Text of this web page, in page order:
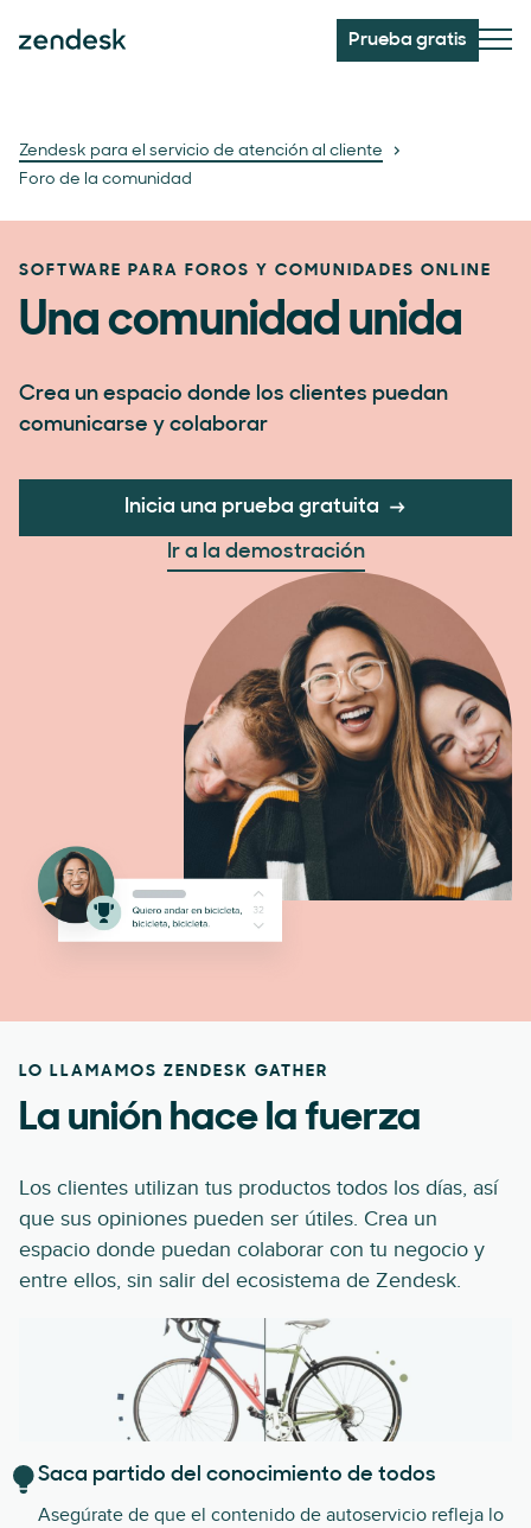
Prueba gratis
Zendesk para el servicio de atención al cliente
Foro de la comunidad
SOFTWARE PARA FOROS Y COMUNIDADES ONLINE
Una comunidad unida
Crea un espacio donde los clientes puedan
comunicarse y colaborar
Inicia una prueba gratuita
Ir a la demostración
LO LLAMAMOS ZENDESK GATHER
La unión hace la fuerza
Los clientes utilizan tus productos todos los días, así
que sus opiniones pueden ser útiles. Crea un
espacio donde puedan colaborar con tu negocio y
entre ellos, sin salir del ecosistema de Zendesk.
Saca partido del conocimiento de todos
Asegúrate de que el contenido de autoservicio refleja lo